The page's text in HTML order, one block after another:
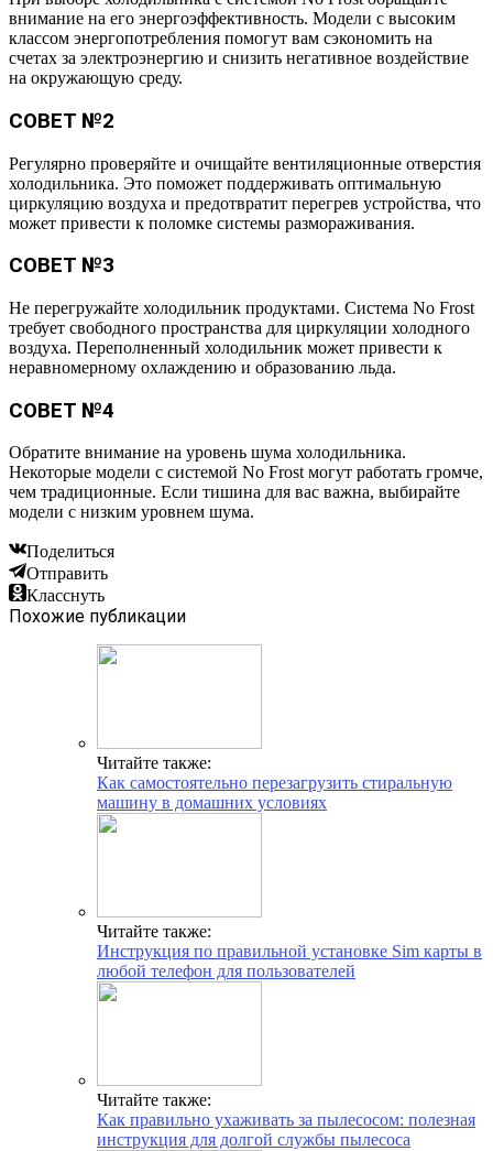
внимание на его энергоэффективность. Модели с высоким
классом энергопотребления помогут вам сэкономить на
счетах за электроэнергию и снизить негативное воздействие
на окружающую среду.
СОВЕТ №2
Регулярно проверяйте и очищайте вентиляционные отверстия
холодильника. Это поможет поддерживать оптимальную
циркуляцию воздуха и предотвратит перегрев устройства, что
может привести к поломке системы размораживания.
СОВЕТ №3
Не перегружайте холодильник продуктами. Система No Frost
требует свободного пространства для циркуляции холодного
воздуха. Переполненный холодильник может привести к
неравномерному охлаждению и образованию льда.
СОВЕТ №4
Обратите внимание на уровень шума холодильника.
Некоторые модели с системой No Frost могут работать громче,
чем традиционные. Если тишина для вас важна, выбирайте
модели с низким уровнем шума.
Поделиться
Отправить
Класснуть
Похожие публикации
Читайте также:
Как самостоятельно перезагрузить стиральную
машину в домашних условиях
Читайте также:
Инструкция по правильной установке Sim карты в
любой телефон для пользователей
Читайте также:
Как правильно ухаживать за пылесосом: полезная
инструкция для долгой службы пылесоса